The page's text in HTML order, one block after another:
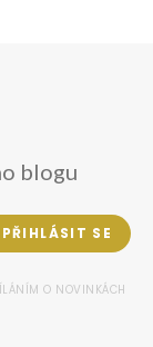
blogu
PŘIHLÁSIT SE
O NOVINKÁCH